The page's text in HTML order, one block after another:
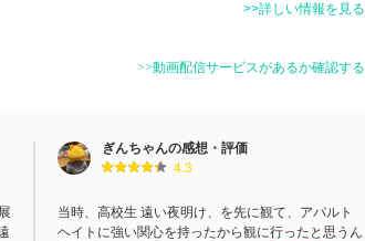
>>詳しい情報を見る
>>動画配信サービスがあるか確認する
ぎんちゃんの感想・評価
4.3
当時、高校生 遠い夜明け、を先に観て、アパルト
ヘイトに強い関心を持ったから観に行ったと思うん